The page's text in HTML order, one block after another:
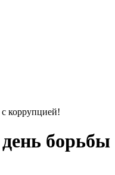
коррупцией!
борьбы